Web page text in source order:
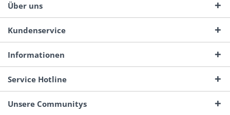
Über uns
Kundenservice
Informationen
Service Hotline
Unsere Communitys